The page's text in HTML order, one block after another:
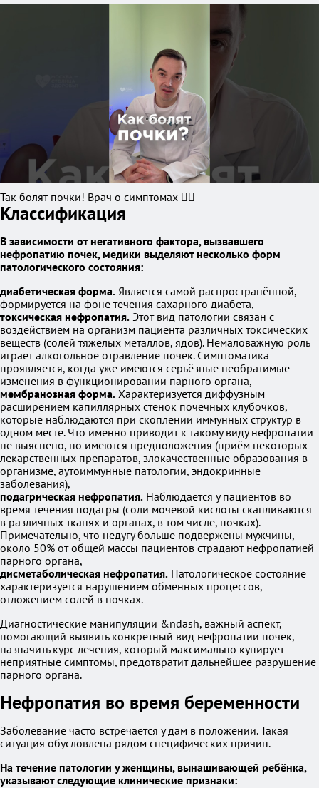
Так болят почки! Врач о симптомах ☝🏻
Классификация
В зависимости от негативного фактора, вызвавшего
нефропатию почек, медики выделяют несколько форм
патологического состояния:
диабетическая форма. Является самой распространённой,
формируется на фоне течения сахарного диабета,
токсическая нефропатия. Этот вид патологии связан с
воздействием на организм пациента различных токсических
веществ (солей тяжёлых металлов, ядов). Немаловажную роль
играет алкогольное отравление почек. Симптоматика
проявляется, когда уже имеются серьёзные необратимые
изменения в функционировании парного органа,
мембранозная форма. Характеризуется диффузным
расширением капиллярных стенок почечных клубочков,
которые наблюдаются при скоплении иммунных структур в
одном месте. Что именно приводит к такому виду нефропатии
не выяснено, но имеются предположения (приём некоторых
лекарственных препаратов, злокачественные образования в
организме, аутоиммунные патологии, эндокринные
заболевания),
подагрическая нефропатия. Наблюдается у пациентов во
время течения подагры (соли мочевой кислоты скапливаются
в различных тканях и органах, в том числе, почках).
Примечательно, что недугу больше подвержены мужчины,
около 50% от общей массы пациентов страдают нефропатией
парного органа,
дисметаболическая нефропатия. Патологическое состояние
характеризуется нарушением обменных процессов,
отложением солей в почках.
Диагностические манипуляции &ndash, важный аспект,
помогающий выявить конкретный вид нефропатии почек,
назначить курс лечения, который максимально купирует
неприятные симптомы, предотвратит дальнейшее разрушение
парного органа.
Нефропатия во время беременности
Заболевание часто встречается у дам в положении. Такая
ситуация обусловлена рядом специфических причин.
На течение патологии у женщины, вынашивающей ребёнка,
указывают следующие клинические признаки: